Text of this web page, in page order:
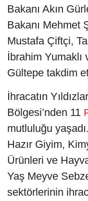
Bakanı Akın
Bakanı Mehmet
Mustafa Çiftçi,
İbrahim Yumaklı
Gültepe takdim
İhracatın
Bölgesi’nden 11
mutluluğu
Hazır Giyim,
Ürünleri ve
Yaş Meyve
sektörlerinin